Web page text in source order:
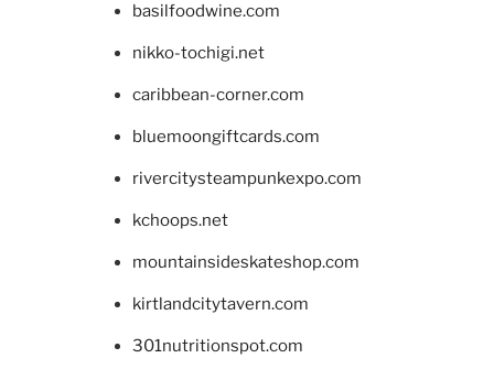
basilfoodwine.com
nikko-tochigi.net
caribbean-corner.com
bluemoongiftcards.com
rivercitysteampunkexpo.com
kchoops.net
mountainsideskateshop.com
kirtlandcitytavern.com
301nutritionspot.com